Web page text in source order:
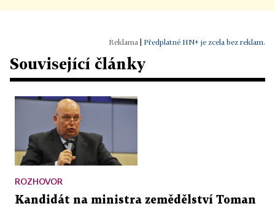
Předplatné HN+ je zcela bez reklam.
Související články
ROZHOVOR
Kandidát na ministra zemědělství Toman